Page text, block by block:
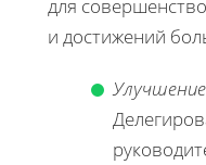
для
и достижений